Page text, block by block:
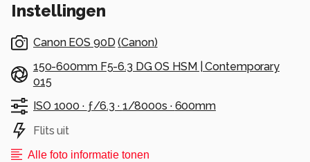
Instellingen
Canon EOS 90D (Canon)
150-600mm F5-6.3 DG OS HSM | Contemporary
015
ISO 1000 · ƒ/6.3 · 1/8000s · 600mm
Flits uit
Alle foto informatie tonen